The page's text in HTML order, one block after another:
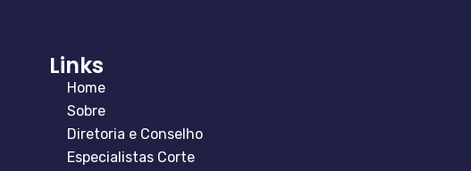
Links
Home
Sobre
Diretoria e Conselho
Especialistas Corte